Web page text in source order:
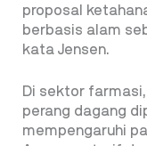
proposal
berbasis alam
kata Jensen.
Di sektor
perang dagang
mempengaruhi